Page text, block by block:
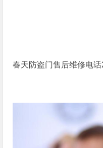
春天防盗门售后维修电